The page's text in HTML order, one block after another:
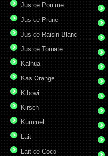
Jus de Pomme
Jus de Prune
Jus de Raisin Blanc
Jus de Tomate
Kalhua
Kas Orange
Kibowi
Kirsch
Kummel
Lait
Lait de Coco